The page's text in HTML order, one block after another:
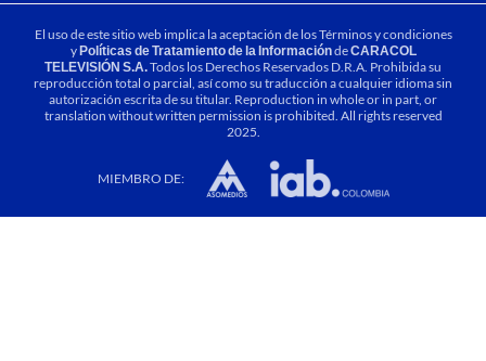
El uso de este sitio web implica la aceptación de losTérminos y condiciones
yPolíticas de Tratamiento de la InformacióndeCARACOL
TELEVISIÓN S.A.Todos los Derechos Reservados D.R.A. Prohibida su
reproducción total o parcial, así como su traducción a cualquier idioma sin
autorización escrita de su titular. Reproduction in whole or in part, or
translation without written permission is prohibited. All rights reserved
2025.
MIEMBRO DE: